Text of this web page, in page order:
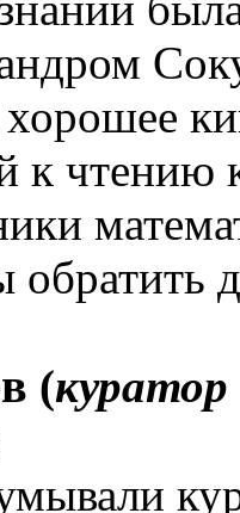
к чтению
(куратор